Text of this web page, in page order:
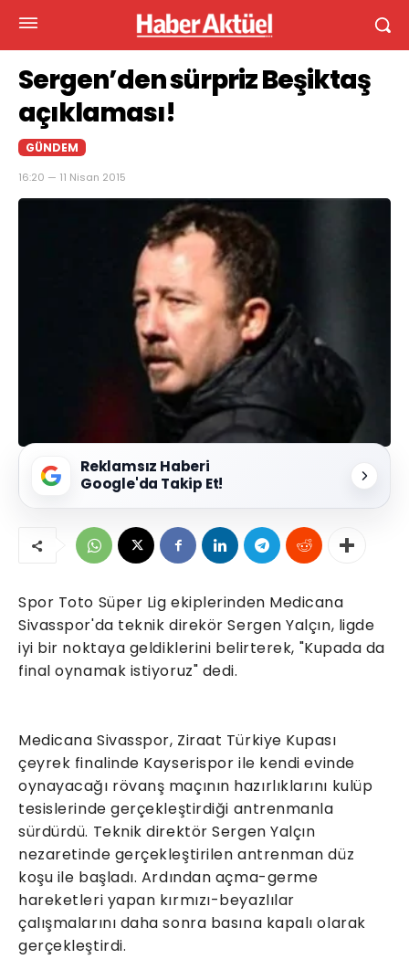
Sergen’den sürpriz Beşiktaş
açıklaması!
GÜNDEM
16:20 — 11 Nisan 2015
Reklamsız Haberi
Google'da Takip Et!
Spor Toto Süper Lig ekiplerinden Medicana
Sivasspor'da teknik direkör Sergen Yalçın, ligde
iyi bir noktaya geldiklerini belirterek, "Kupada da
final oynamak istiyoruz" dedi.
Medicana Sivasspor, Ziraat Türkiye Kupası
çeyrek finalinde Kayserispor ile kendi evinde
oynayacağı rövanş maçının hazırlıklarını kulüp
tesislerinde gerçekleştirdiği antrenmanla
sürdürdü. Teknik direktör Sergen Yalçın
nezaretinde gerçekleştirilen antrenman düz
koşu ile başladı. Ardından açma-germe
hareketleri yapan kırmızı-beyazlılar
çalışmalarını daha sonra basına kapalı olarak
gerçekleştirdi.